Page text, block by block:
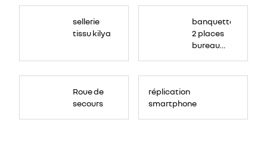
sellerie
tissu kilya
banquette
2 places
bureau
Roue de
secours
réplication
smartphone